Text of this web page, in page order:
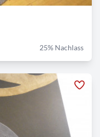
25% Nachlass